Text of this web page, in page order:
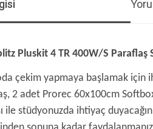
Pluskit 4 TR 400W/S Paraflaş
çekim yapmaya başlamak için
2 adet Prorec 60x100cm
ile stüdyonuzda ihtiyaç